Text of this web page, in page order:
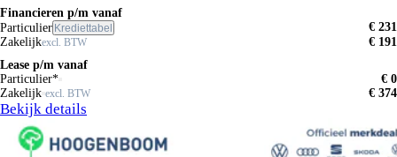
Financieren p/m vanaf
Particulier Krediettabel
€ 231
Zakelijkexcl. BTW
€ 191
Lease p/m vanaf
Particulier*
€ 0
Zakelijk excl. BTW € 374
Bekijk details